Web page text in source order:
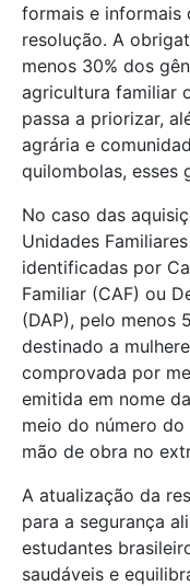
formais e informais
resolução. A
menos 30% dos
agricultura familiar
passa a priorizar,
agrária e
quilombolas, esses
No caso das
Unidades
identificadas por
Familiar (CAF) ou
(DAP), pelo menos
destinado a
comprovada por
emitida em nome
meio do número do
mão de obra no
A atualização da
para a segurança
estudantes
saudáveis e